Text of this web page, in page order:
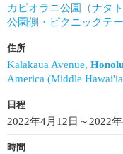
カピオラニ公園（ナタ
公園側・ピクニックテ
住所
Kalākaua Avenue,
America (Middle
日程
2022年4月12日～2022
時間